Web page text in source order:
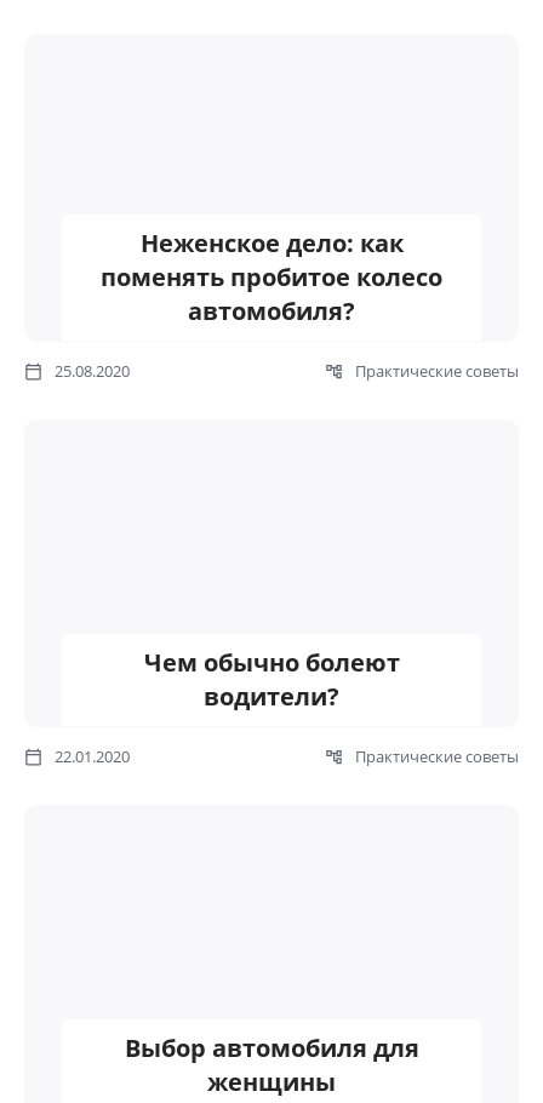
Неженское дело: как
поменять пробитое колесо
автомобиля?
25.08.2020 Практические советы
Чем обычно болеют
водители?
22.01.2020 Практические советы
Выбор автомобиля для
женщины